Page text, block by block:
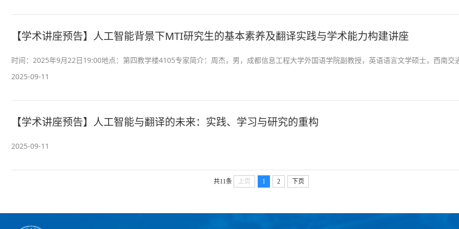
【学术讲座预告】人工智能背景下MTI研究生的基本素养及翻译实践与学术能力构建讲座
时间：2025年9月22日19:00地点：第四教学楼4105专家简介：周杰，男，成都信息工程大学外国语学院副教授，英语语言文学硕士，西南交
2025-09-11
【学术讲座预告】人工智能与翻译的未来：实践、学习与研究的重构
2025-09-11
共11条 上页 1 2 下页